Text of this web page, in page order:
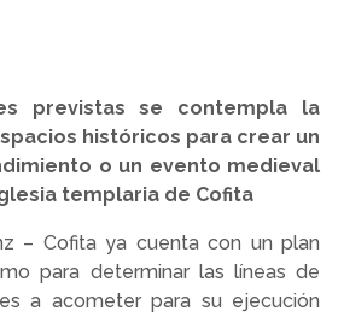
previstas se contempla la
históricos para crear un
o un evento medieval
templaria de Cofita
– Cofita ya cuenta con un plan
para determinar las líneas de
a acometer para su ejecución